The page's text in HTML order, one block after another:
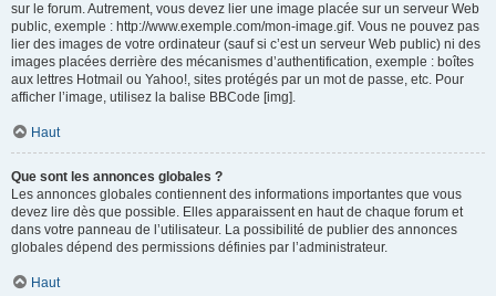
sur le forum. Autrement, vous devez lier une image placée sur un serveur Web
public, exemple : http://www.exemple.com/mon-image.gif. Vous ne pouvez pas
lier des images de votre ordinateur (sauf si c’est un serveur Web public) ni des
images placées derrière des mécanismes d’authentification, exemple : boîtes
aux lettres Hotmail ou Yahoo!, sites protégés par un mot de passe, etc. Pour
afficher l’image, utilisez la balise BBCode [img].
Haut
Que sont les annonces globales ?
Les annonces globales contiennent des informations importantes que vous
devez lire dès que possible. Elles apparaissent en haut de chaque forum et
dans votre panneau de l’utilisateur. La possibilité de publier des annonces
globales dépend des permissions définies par l’administrateur.
Haut